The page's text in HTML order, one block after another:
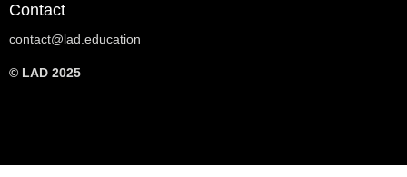
Contact
contact@lad.education
© LAD 2025